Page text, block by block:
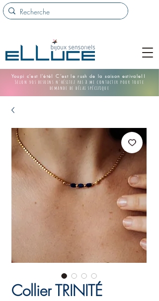
Youpi c'est l'été! C'est le rush de la saison estivale!!
Selon vos besoins n'hésitez pas à me contacter pour toute
demande de délai spécifique
Collier TRINITÉ